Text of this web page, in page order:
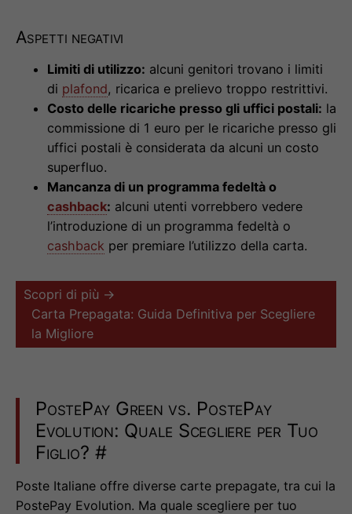
Aspetti negativi
Limiti di utilizzo: alcuni genitori trovano i limiti
di plafond, ricarica e prelievo troppo restrittivi.
Costo delle ricariche presso gli uffici postali: la
commissione di 1 euro per le ricariche presso gli
uffici postali è considerata da alcuni un costo
superfluo.
Mancanza di un programma fedeltà o
cashback: alcuni utenti vorrebbero vedere
l’introduzione di un programma fedeltà o
cashback per premiare l’utilizzo della carta.
Scopri di più →
Carta Prepagata: Guida Definitiva per Scegliere
la Migliore
PostePay Green vs. PostePay
Evolution: Quale Scegliere per Tuo
Figlio? #
Poste Italiane offre diverse carte prepagate, tra cui la
PostePay Evolution. Ma quale scegliere per tuo